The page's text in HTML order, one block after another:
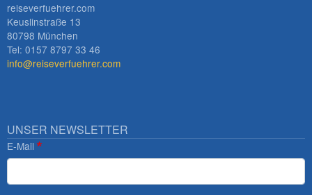
reiseverfuehrer.com
Keuslinstraße 13
80798 München
Tel: 0157 8797 33 46
info@reiseverfuehrer.com
UNSER NEWSLETTER
E-Mail